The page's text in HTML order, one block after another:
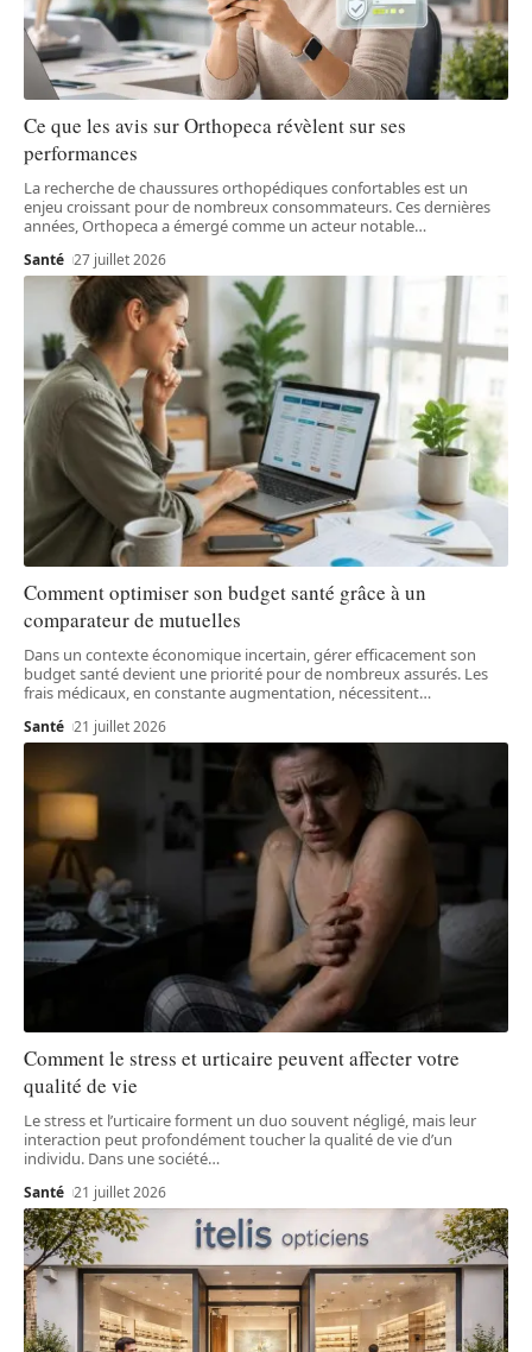
Ce que les avis sur Orthopeca révèlent sur ses
performances
La recherche de chaussures orthopédiques confortables est un
enjeu croissant pour de nombreux consommateurs. Ces dernières
années, Orthopeca a émergé comme un acteur notable…
Santé 27 juillet 2026
Comment optimiser son budget santé grâce à un
comparateur de mutuelles
Dans un contexte économique incertain, gérer efficacement son
budget santé devient une priorité pour de nombreux assurés. Les
frais médicaux, en constante augmentation, nécessitent…
Santé 21 juillet 2026
Comment le stress et urticaire peuvent affecter votre
qualité de vie
Le stress et l’urticaire forment un duo souvent négligé, mais leur
interaction peut profondément toucher la qualité de vie d’un
individu. Dans une société…
Santé 21 juillet 2026